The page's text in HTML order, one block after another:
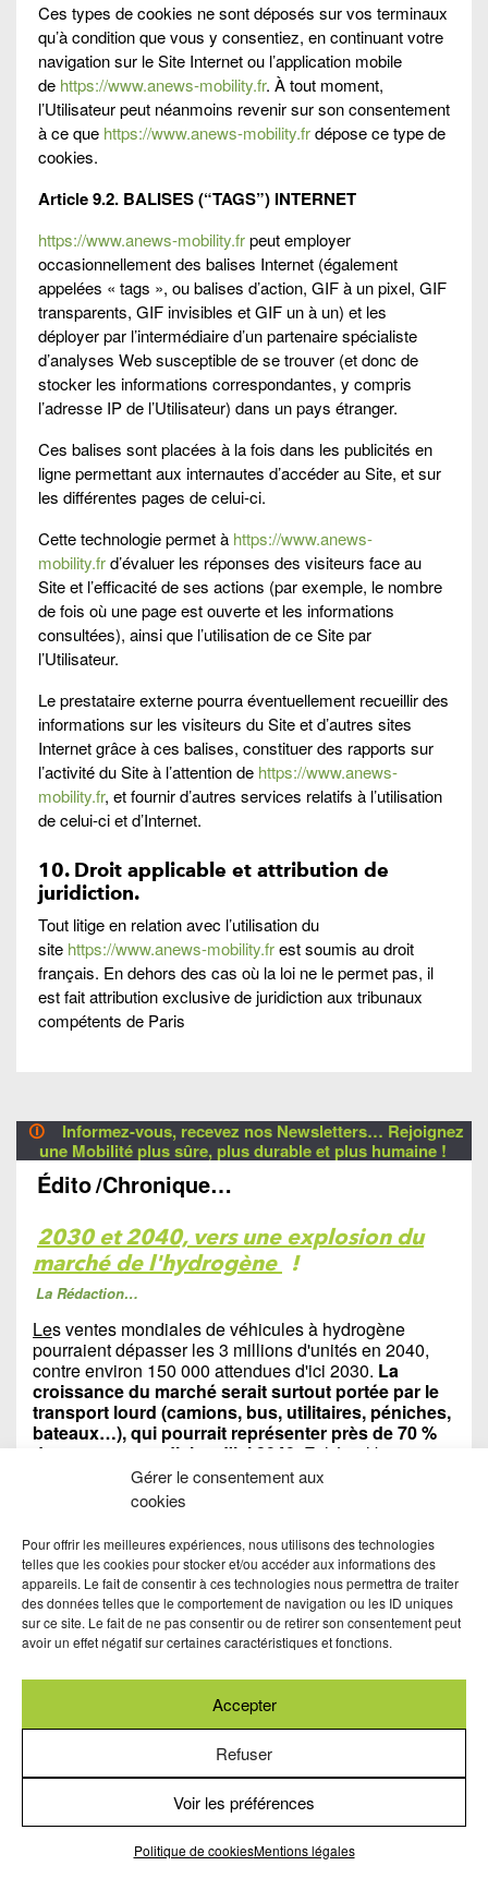
Gérer le consentement aux
cookies
Pour offrir les meilleures expériences, nous utilisons des technologies
telles que les cookies pour stocker et/ou accéder aux informations des
appareils. Le fait de consentir à ces technologies nous permettra de traiter
des données telles que le comportement de navigation ou les ID uniques
sur ce site. Le fait de ne pas consentir ou de retirer son consentement peut
avoir un effet négatif sur certaines caractéristiques et fonctions.
Accepter
Refuser
Voir les préférences
Politique de cookiesMentions légales
Ces types de cookies ne sont déposés sur vos terminaux
qu’à condition que vous y consentiez, en continuant votre
navigation sur le Site Internet ou l’application mobile
de https://www.anews-mobility.fr. À tout moment,
l’Utilisateur peut néanmoins revenir sur son consentement
à ce que https://www.anews-mobility.frdépose ce type de
cookies.
Article 9.2. BALISES (“TAGS”) INTERNET
https://www.anews-mobility.frpeut employer
occasionnellement des balises Internet (également
appelées « tags », ou balises d’action, GIF à un pixel, GIF
transparents, GIF invisibles et GIF un à un) et les
déployer par l’intermédiaire d’un partenaire spécialiste
d’analyses Web susceptible de se trouver (et donc de
stocker les informations correspondantes, y compris
l’adresse IP de l’Utilisateur) dans un pays étranger.
Ces balises sont placées à la fois dans les publicités en
ligne permettant aux internautes d’accéder au Site, et sur
les différentes pages de celui-ci.
Cette technologie permet à https://www.anews-
mobility.frd’évaluer les réponses des visiteurs face au
Site et l’efficacité de ses actions (par exemple, le nombre
de fois où une page est ouverte et les informations
consultées), ainsi que l’utilisation de ce Site par
l’Utilisateur.
Le prestataire externe pourra éventuellement recueillir des
informations sur les visiteurs du Site et d’autres sites
Internet grâce à ces balises, constituer des rapports sur
l’activité du Site à l’attention de https://www.anews-
mobility.fr, et fournir d’autres services relatifs à l’utilisation
de celui-ci et d’Internet.
10. Droit applicable et attribution de
juridiction.
Tout litige en relation avec l’utilisation du
site https://www.anews-mobility.frest soumis au droit
français. En dehors des cas où la loi ne le permet pas, il
est fait attribution exclusive de juridiction aux tribunaux
compétents de Paris
🛈
Informez-vous, recevez nos Newsletters… Rejoignez
une Mobilité plus sûre, plus durable et plus humaine !
Édito/Chronique…
2030 et 2040, vers une explosion du
marché de l'hydrogène !
La Rédaction…
Les ventes mondiales de véhicules à hydrogène
pourraient dépasser les 3 millions d'unités en 2040,
contre environ 150 000 attendues d'ici 2030. La
croissance du marché serait surtout portée par le
transport lourd (camions, bus, utilitaires, péniches,
bateaux…), qui pourrait représenter près de 70 %
des ventes mondiales d'ici 2040. Et l'équilibre
géographique pourrait luis aussi évoluer : l'Europe et
l'Amérique du Nord gagneraient du terrain, tandis que
la Chine et la Corée du Sud, dominantes aujourd'hui,
verraient leur part de marché reculer.
Selon le cabinet SNE Research, les ventes mondiales
de véhicules électriques à pile à combustible devraient
dépasser trois millions d’unités en 2040. Les camions
et bus à hydrogène, en particulier, sont appelés à
devenir les principaux moteurs de croissance du
grâce à leurs avantages concurrentiels distincts – tels
qu'une autonomie accrue et des temps de
ravitaillement réduits – indispensables dans les
environnements logistiques exigeants. Mais
étrangement, le rapport du cabinet en question ne
présente pas de résultats relatifs au moteur à
combustion à hydrogène alors que quantité de
constructeurs, de par le monde, étudient plus que
sérieusement la question ?